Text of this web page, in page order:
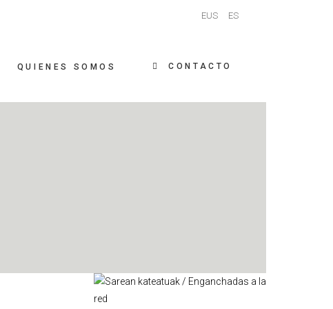
EUS ES
QUIENES SOMOS CONTACTO